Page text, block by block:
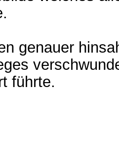
genauer
führte.